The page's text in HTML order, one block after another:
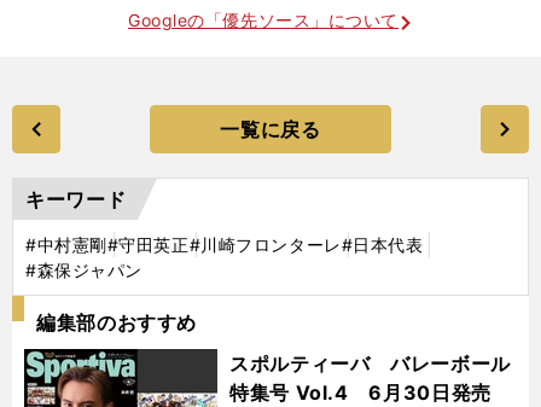
Googleの「優先ソース」について
一覧に戻る
キーワード
#中村憲剛#守田英正#川崎フロンターレ#日本代表
#森保ジャパン
編集部のおすすめ
スポルティーバ バレーボール
特集号 Vol.4 6月30日発売